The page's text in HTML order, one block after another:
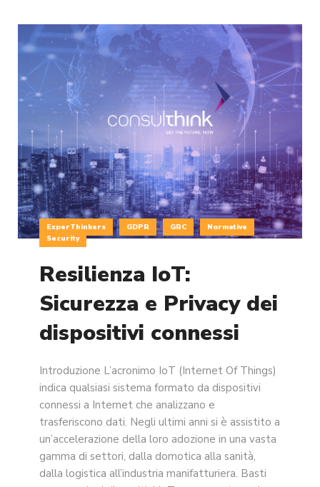
ExperThinkers GDPR GRC
Normative
Security
Resilienza IoT:
Sicurezza e Privacy dei
dispositivi connessi
Introduzione L’acronimo IoT (Internet Of Things)
indica qualsiasi sistema formato da dispositivi
connessi a Internet che analizzano e
trasferiscono dati. Negli ultimi anni si è assistito a
un’accelerazione della loro adozione in una vasta
gamma di settori, dalla domotica alla sanità,
dalla logistica all’industria manifatturiera. Basti